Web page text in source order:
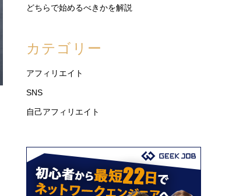
どちらで始めるべきかを解説
カテゴリー
アフィリエイト
SNS
自己アフィリエイト